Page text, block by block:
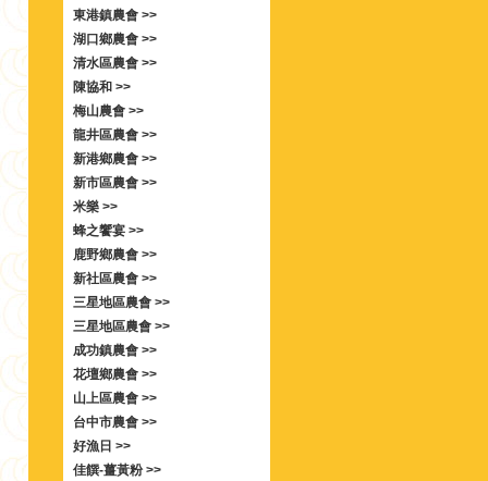
東港鎮農會 >>
湖口鄉農會 >>
清水區農會 >>
陳協和 >>
梅山農會 >>
龍井區農會 >>
新港鄉農會 >>
新市區農會 >>
米樂 >>
蜂之饗宴 >>
鹿野鄉農會 >>
新社區農會 >>
三星地區農會 >>
三星地區農會 >>
成功鎮農會 >>
花壇鄉農會 >>
山上區農會 >>
台中市農會 >>
好漁日 >>
佳饌-薑黃粉 >>